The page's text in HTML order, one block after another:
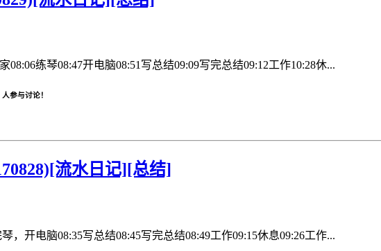
08:06练琴08:47开电脑08:51写总结09:09写完总结09:12工作10:28休...
人参与讨论！
流水日记][总结]
，开电脑08:35写总结08:45写完总结08:49工作09:15休息09:26工作...